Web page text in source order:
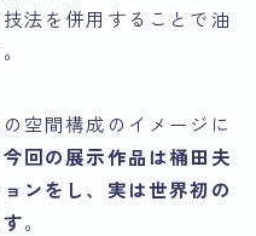
法を併用することで油
空間構成のイメージに
今回の展示作品は桶田夫
ンをし、実は世界初の
。